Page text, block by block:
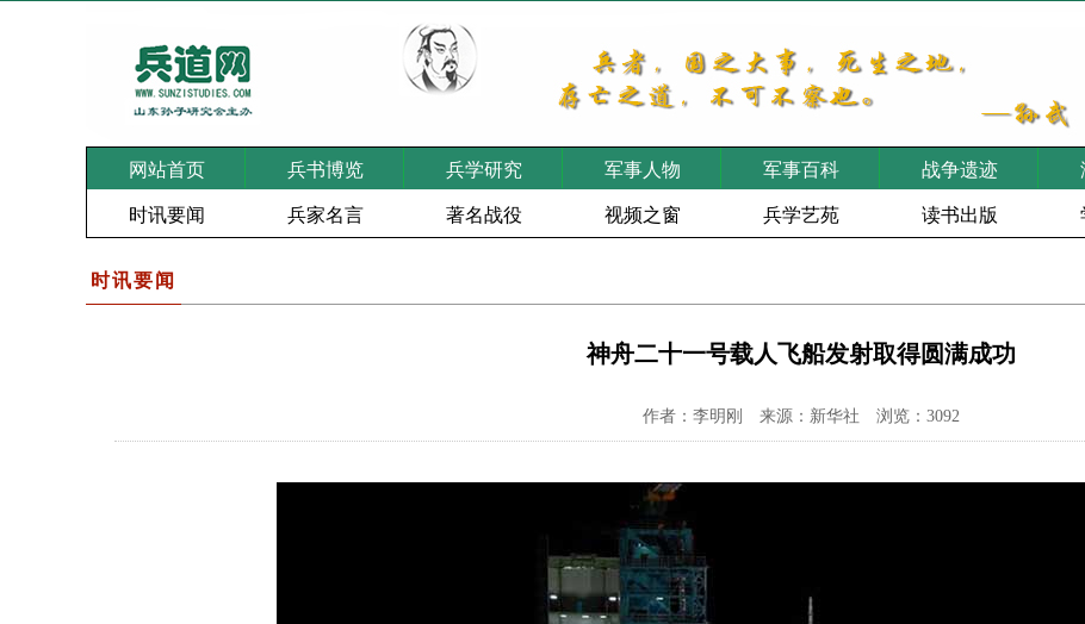
网站首页 兵书博览 兵学研究 军事人物 军事百科 战争遗迹
时讯要闻 兵家名言 著名战役 视频之窗 兵学艺苑 读书出版
时讯要闻
神舟二十一号载人飞船发射取得圆满成功
作者：李明刚 来源：新华社 浏览：3092